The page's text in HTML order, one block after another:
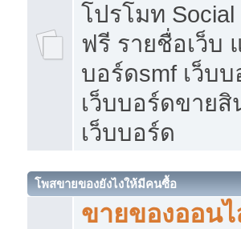
โปรโมท
ฟรี รายชื่อเว็บ
บอร์ดsmf เว็บ
เว็บบอร์ดขาย
เว็บบอร์ด
โพสขายของยังไงให้มีคนซื้อ
ขายของออน